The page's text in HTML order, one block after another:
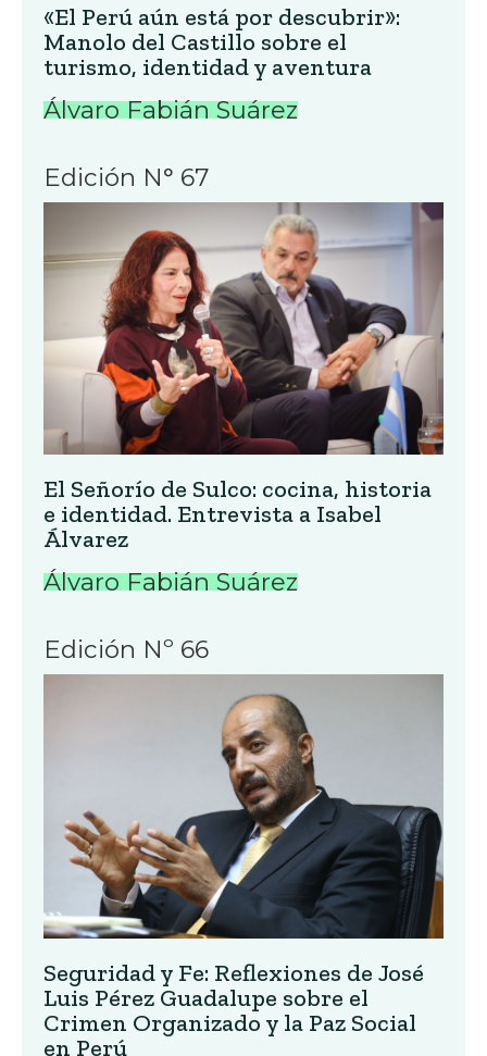
«El Perú aún está por descubrir»:
Manolo del Castillo sobre el
turismo, identidad y aventura
Álvaro Fabián Suárez
Edición N° 67
El Señorío de Sulco: cocina, historia
e identidad. Entrevista a Isabel
Álvarez
Álvaro Fabián Suárez
Edición Nº 66
Seguridad y Fe: Reflexiones de José
Luis Pérez Guadalupe sobre el
Crimen Organizado y la Paz Social
en Perú